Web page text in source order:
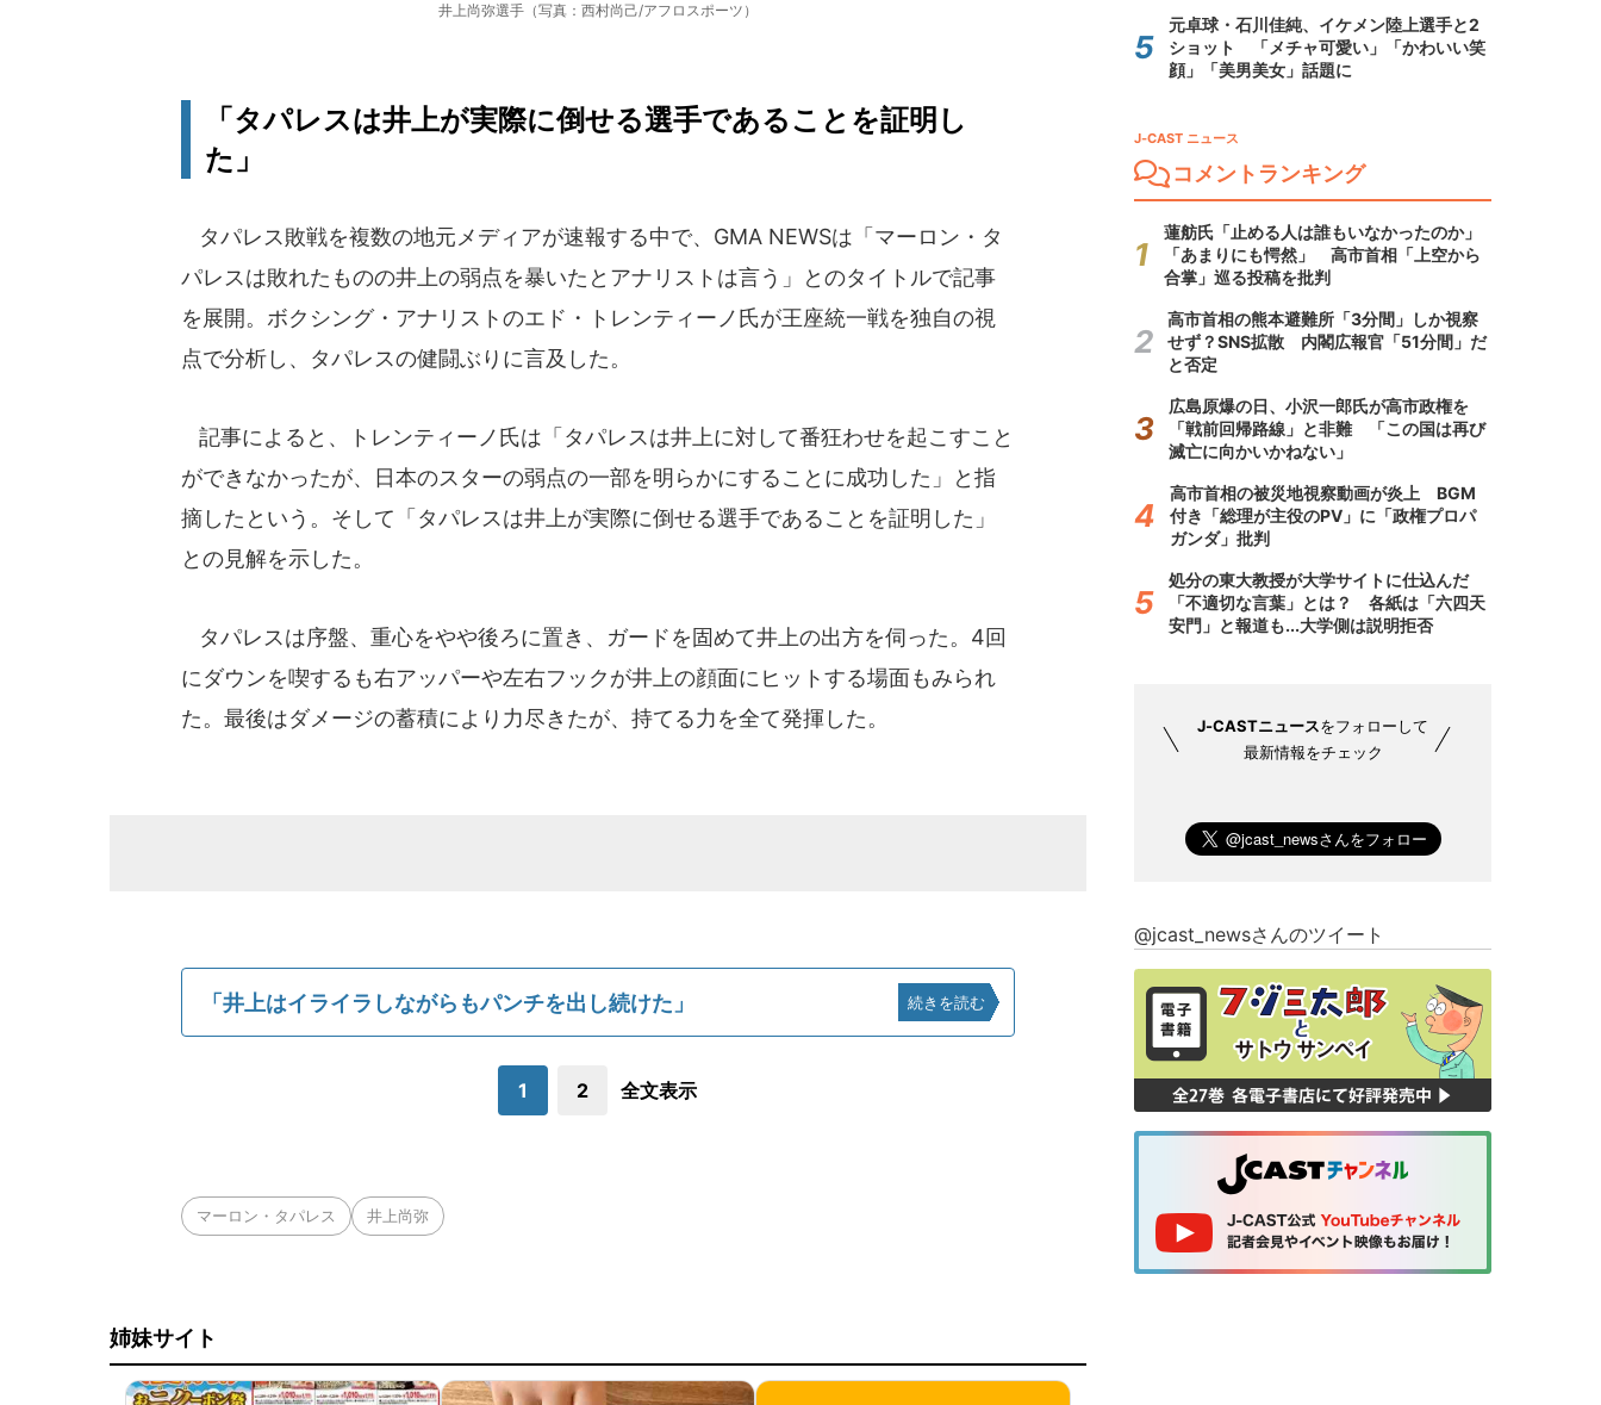
井上尚弥選手（写真：西村尚己/アフロスポーツ）
「タパレスは井上が実際に倒せる選手であることを証明し
た」
タパレス敗戦を複数の地元メディアが速報する中で、GMA NEWSは「マーロン・タ
パレスは敗れたものの井上の弱点を暴いたとアナリストは言う」とのタイトルで記事
を展開。ボクシング・アナリストのエド・トレンティーノ氏が王座統一戦を独自の視
点で分析し、タパレスの健闘ぶりに言及した。
記事によると、トレンティーノ氏は「タパレスは井上に対して番狂わせを起こすこと
ができなかったが、日本のスターの弱点の一部を明らかにすることに成功した」と指
摘したという。そして「タパレスは井上が実際に倒せる選手であることを証明した」
との見解を示した。
タパレスは序盤、重心をやや後ろに置き、ガードを固めて井上の出方を伺った。4回
にダウンを喫するも右アッパーや左右フックが井上の顔面にヒットする場面もみられ
た。最後はダメージの蓄積により力尽きたが、持てる力を全て発揮した。
「井上はイライラしながらもパンチを出し続けた」 続きを読む
1 2 全文表示
マーロン・タパレス 井上尚弥
姉妹サイト
元卓球・石川佳純、イケメン陸上選手と2
ショット 「メチャ可愛い」「かわいい笑
顔」「美男美女」話題に
J-CAST ニュース
コメントランキング
蓮舫氏「止める人は誰もいなかったのか」
「あまりにも愕然」 高市首相「上空から
合掌」巡る投稿を批判
高市首相の熊本避難所「3分間」しか視察
せず？SNS拡散 内閣広報官「51分間」だ
と否定
広島原爆の日、小沢一郎氏が高市政権を
「戦前回帰路線」と非難 「この国は再び
滅亡に向かいかねない」
高市首相の被災地視察動画が炎上 BGM
付き「総理が主役のPV」に「政権プロパ
ガンダ」批判
処分の東大教授が大学サイトに仕込んだ
「不適切な言葉」とは？ 各紙は「六四天
安門」と報道も...大学側は説明拒否
J-CASTニュースをフォローして
最新情報をチェック
@jcast_newsさんのツイート